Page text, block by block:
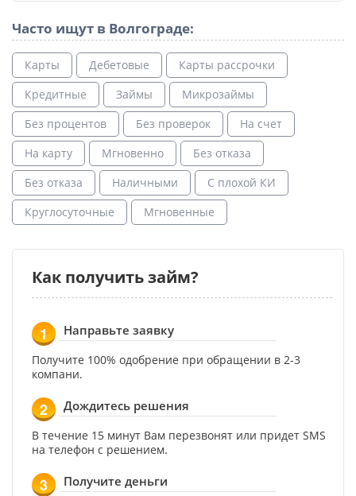
Часто ищут в Волгограде:
Карты Дебетовые
Карты рассрочки
Кредитные
Займы
Микрозаймы
Без процентов
Без проверок
На счет
На карту
Мгновенно
Без отказа
Без отказа
Наличными
С плохой КИ
Круглосуточные
Мгновенные
Как получить займ?
1 Направьте заявку
Получите 100% одобрение при обращении в 2-3
компани.
2 Дождитесь решения
В течение 15 минут Вам перезвонят или придет SMS
на телефон с решением.
3 Получите деньги